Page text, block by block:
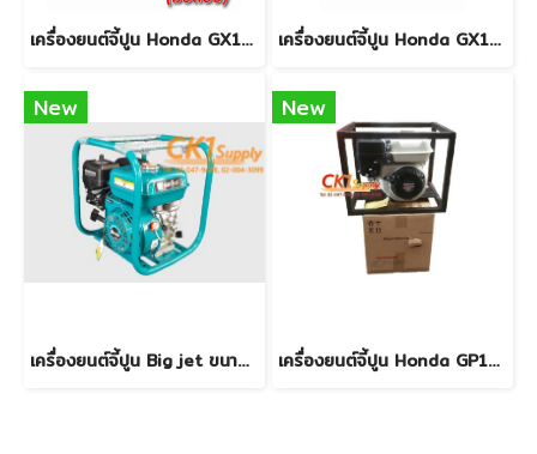
เครื่องยนต์จี้ปูน Honda GX160 5.5 แรงม้า - มือสอง เครื่องยนต์จี้ปูน Honda GX160 5.5 แรงม้า - สินค้าใหม่
New
เครื่องยนต์จี้ปูน Big jet ขนาด 6.5 แรงม้า - สินค้าใหม่
New
เครื่องยนต์จี้ปูน Honda GP160 5.5 แรงม้า - สินค้าใหม่